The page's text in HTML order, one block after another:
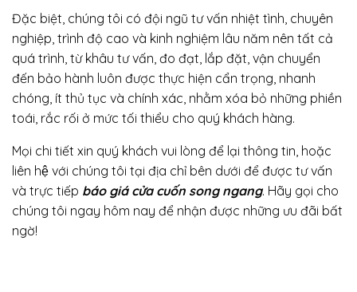
Đặc biệt, chúng tôi có đội ngũ tư vấn nhiệt tình, chuyên
nghiệp, trình độ cao và kinh nghiệm lâu năm nên tất cả
quá trình, từ khâu tư vấn, đo đạt, lắp đặt, vận chuyển
đến bảo hành luôn được thực hiện cẩn trọng, nhanh
chóng, ít thủ tục và chính xác, nhằm xóa bỏ những phiền
toái, rắc rối ở mức tối thiểu cho quý khách hàng.
Mọi chi tiết xin quý khách vui lòng để lại thông tin, hoặc
liên hệ với chúng tôi tại địa chỉ bên dưới để được tư vấn
và trực tiếp báo giá cửa cuốn song ngang. Hãy gọi cho
chúng tôi ngay hôm nay để nhận được những ưu đãi bất
ngờ!